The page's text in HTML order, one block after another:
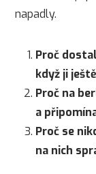
napadly.
Proč
když ji
Proč na
a
Proč se
na nich